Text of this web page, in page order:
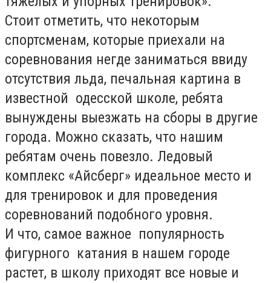
Стоит отметить, что некоторым
спортсменам, которые приехали на
соревнования негде заниматься ввиду
отсутствия льда, печальная картина в
известной одесской школе, ребята
вынуждены выезжать на сборы в другие
города. Можно сказать, что нашим
ребятам очень повезло. Ледовый
комплекс «Айсберг» идеальное место и
для тренировок и для проведения
соревнований подобного уровня.
И что, самое важное популярность
фигурного катания в нашем городе
растет, в школу приходят все новые и